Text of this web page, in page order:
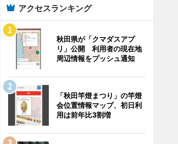
アクセスランキング
秋田県が「クマダスアプ
リ」公開 利用者の現在地
周辺情報をプッシュ通知
「秋田竿燈まつり」の竿燈
会位置情報マップ、初日利
用は前年比3割増